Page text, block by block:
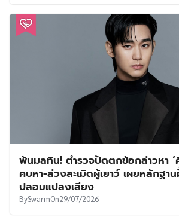
พ้นมลทิน! ตำรวจปัดตกข้อกล่าวหา ‘
คบหา-ล่วงละเมิดผู้เยาว์ เผยหลักฐา
ปลอมแปลงเสียง
BySwarmOn29/07/2026